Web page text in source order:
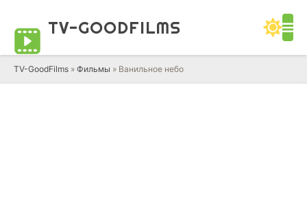
TV-GOODFILMS
TV-GoodFilms » Фильмы » Ванильное небо